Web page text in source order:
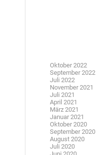
Oktober 2022
September 2022
Juli 2022
November 2021
Juli 2021
April 2021
März 2021
Januar 2021
Oktober 2020
September 2020
August 2020
Juli 2020